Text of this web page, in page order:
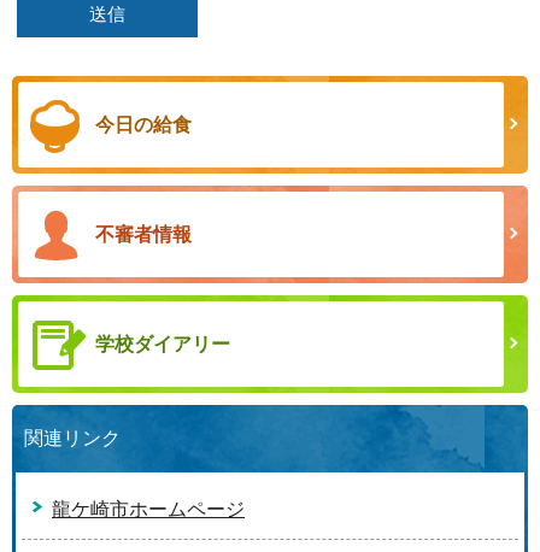
今日の給食
不審者情報
学校ダイアリー
関連リンク
龍ケ崎市ホームページ